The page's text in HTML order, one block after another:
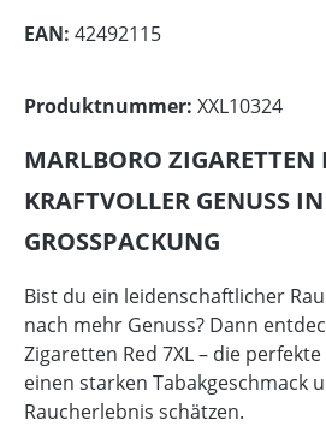
EAN: 42492115
Produktnummer: XXL10324
MARLBORO ZIGARETTEN
KRAFTVOLLER GENUSS
GROSSPACKUNG
Bist du ein leidenschaftlicher
nach mehr Genuss? Dann
Zigaretten Red 7XL – die
einen starken Tabakgeschmack
Raucherlebnis schätzen.